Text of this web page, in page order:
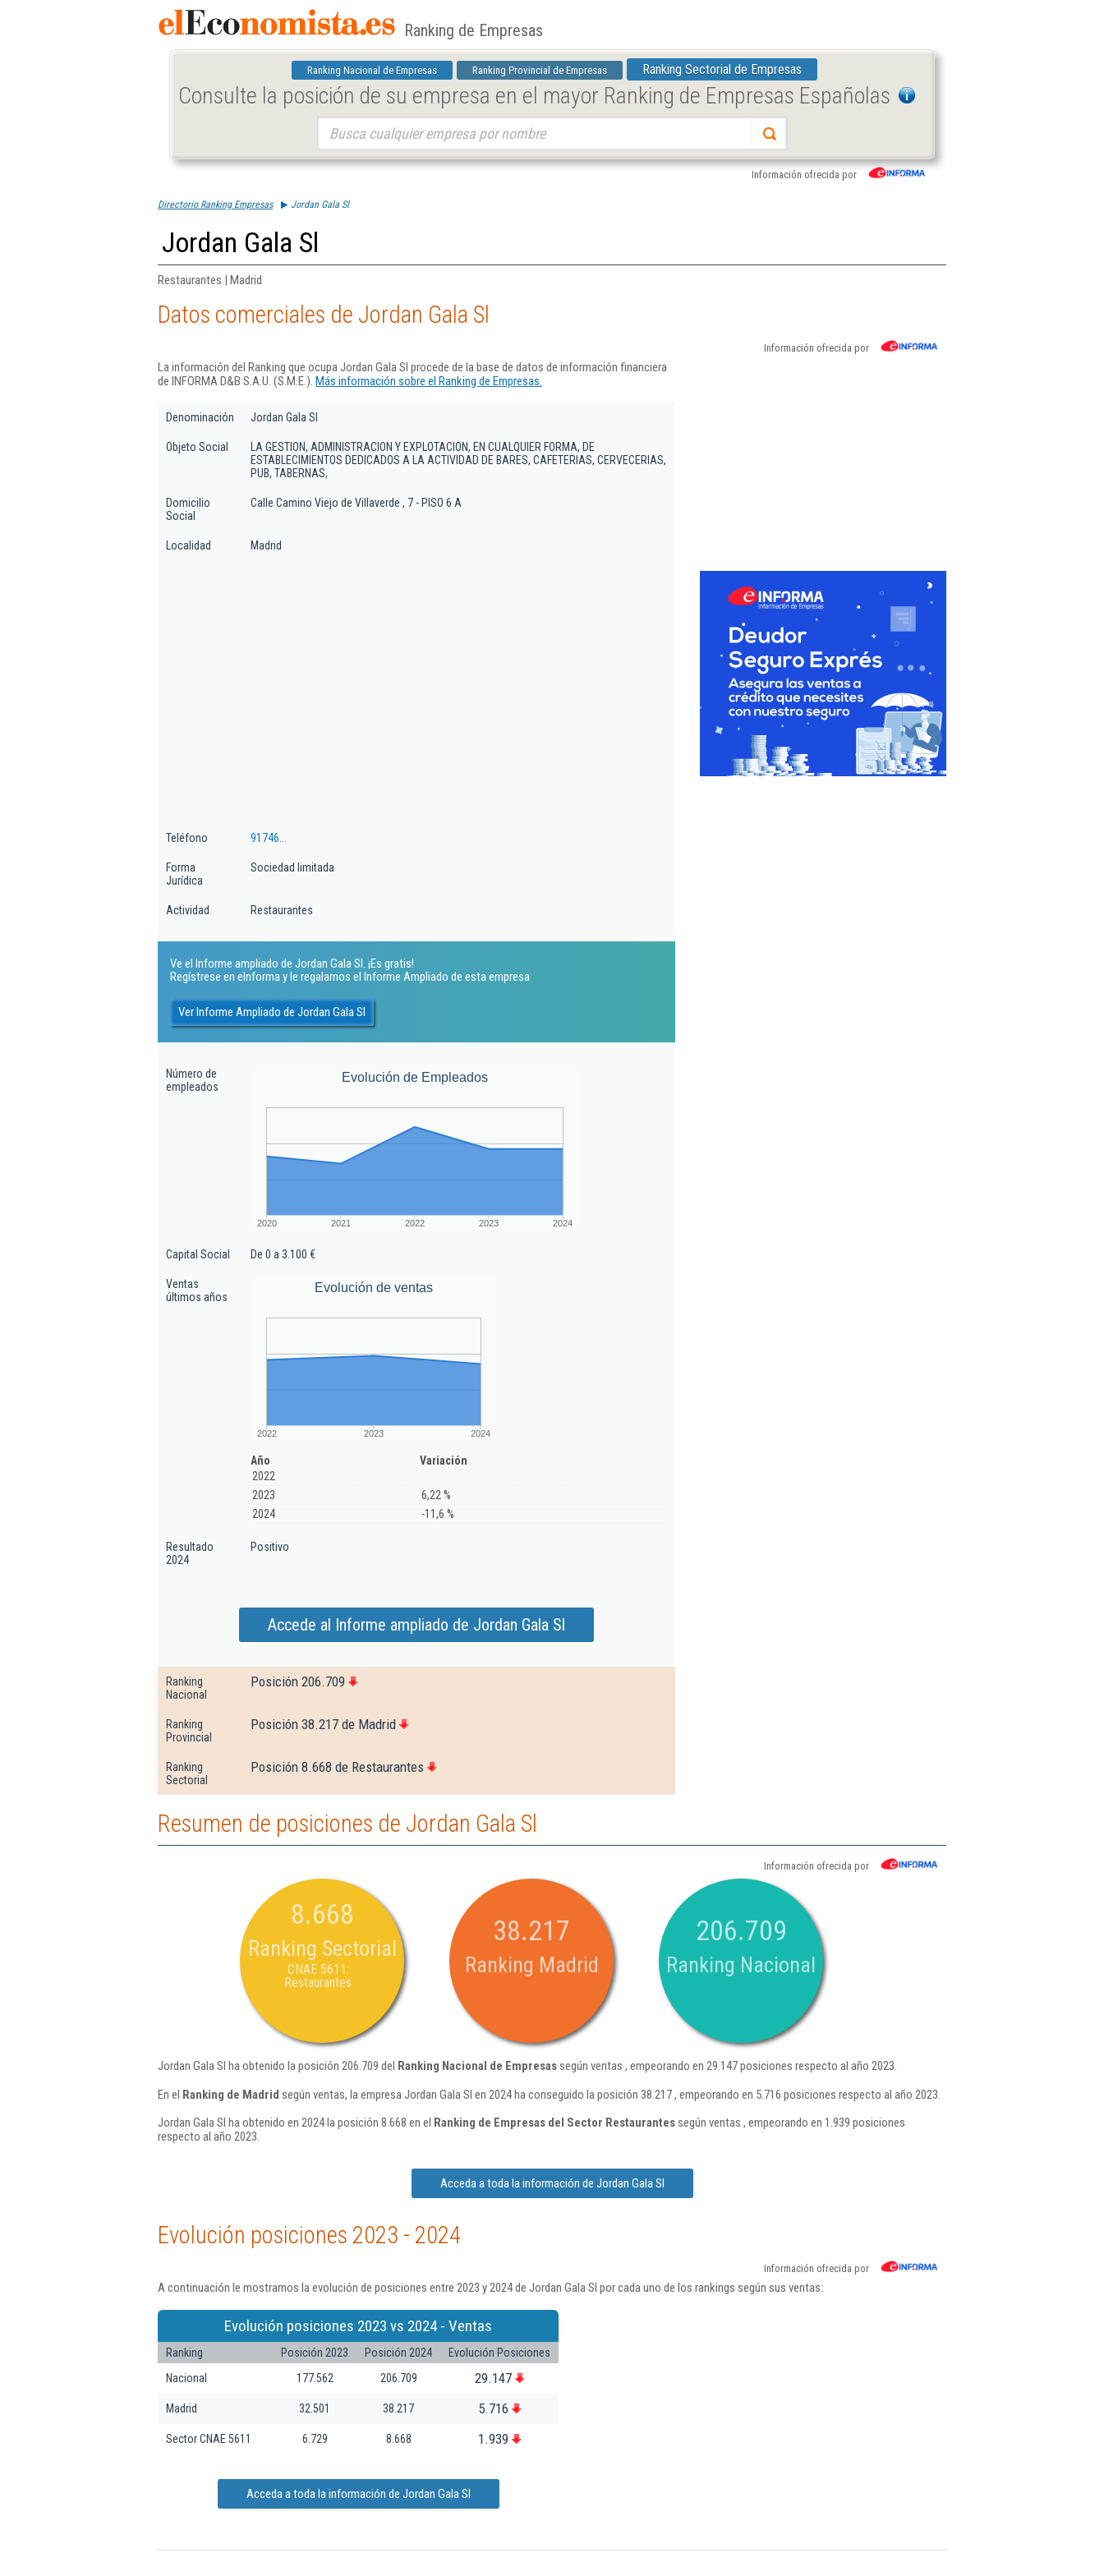
Ranking de Empresas
Ranking Nacional de Empresas Ranking Provincial de Empresas Ranking Sectorial de Empresas
Consulte la posición de su empresa en el mayor Ranking de Empresas Españolas
Información ofrecida por
Directorio Ranking Empresas Jordan Gala Sl
Jordan Gala Sl
Restaurantes | Madrid
Datos comerciales de Jordan Gala Sl
Información ofrecida por
La información del Ranking que ocupa Jordan Gala Sl procede de la base de datos de información financiera
de INFORMA D&B S.A.U. (S.M.E.). Más información sobre el Ranking de Empresas.
Denominación Jordan Gala Sl
Objeto Social
LA GESTION, ADMINISTRACION Y EXPLOTACION, EN CUALQUIER FORMA, DE
ESTABLECIMIENTOS DEDICADOS A LA ACTIVIDAD DE BARES, CAFETERIAS, CERVECERIAS,
PUB, TABERNAS,
Domicilio
Social
Calle Camino Viejo de Villaverde , 7 - PISO 6 A
Localidad Madrid
Teléfono 91746...
Forma
Jurídica
Sociedad limitada
Actividad Restaurantes
Ve el Informe ampliado de Jordan Gala Sl. ¡Es gratis!
Regístrese en eInforma y le regalamos el Informe Ampliado de esta empresa
Ver Informe Ampliado de Jordan Gala Sl
Número de
empleados
Evolución de Empleados
2020 2021 2022 2023 2024
Capital Social De 0 a 3.100 €
Ventas
últimos años
Evolución de ventas
2022 2023 2024
Año
Variación
2022
2023
6,22 %
2024
-11,6 %
Resultado
2024
Positivo
Accede al Informe ampliado de Jordan Gala Sl
Ranking
Nacional
Posición 206.709
Ranking
Provincial
Posición 38.217 de Madrid
Ranking
Sectorial
Posición 8.668 de Restaurantes
Resumen de posiciones de Jordan Gala Sl
Información ofrecida por
8.668
Ranking Sectorial
CNAE 5611:
Restaurantes
38.217
Ranking Madrid
206.709
Ranking Nacional
Jordan Gala Sl ha obtenido la posición 206.709 del Ranking Nacional de Empresassegún ventas , empeorando en 29.147 posiciones respecto al año 2023.
En el Ranking de Madrid según ventas, la empresa Jordan Gala Sl en 2024 ha conseguido la posición 38.217 , empeorando en 5.716 posiciones respecto al año 2023.
Jordan Gala Sl ha obtenido en 2024 la posición 8.668 en el Ranking de Empresas del Sector Restaurantessegún ventas , empeorando en 1.939 posiciones
respecto al año 2023.
Acceda a toda la información de Jordan Gala Sl
Evolución posiciones 2023 - 2024
Información ofrecida por
A continuación le mostramos la evolución de posiciones entre 2023 y 2024 de Jordan Gala Sl por cada uno de los rankings según sus ventas:
Evolución posiciones 2023 vs 2024 - Ventas
Ranking Posición 2023 Posición 2024
Evolución Posiciones
Nacional
177.562 206.709 29.147
Madrid 32.501 38.217 5.716
Sector CNAE 5611 6.729 8.668 1.939
Acceda a toda la información de Jordan Gala Sl